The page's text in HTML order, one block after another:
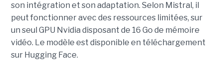
son intégration et son adaptation. Selon Mistral, il
peut fonctionner avec des ressources limitées, sur
un seul GPU Nvidia disposant de 16 Go de mémoire
vidéo. Le modèle est disponible en téléchargement
sur Hugging Face.